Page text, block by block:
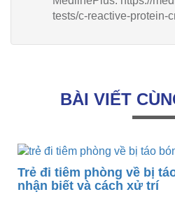
tests/c-reactive-protein-
BÀI VIẾT
Trẻ đi tiêm phòng về bị
nhận biết và cách xử trí